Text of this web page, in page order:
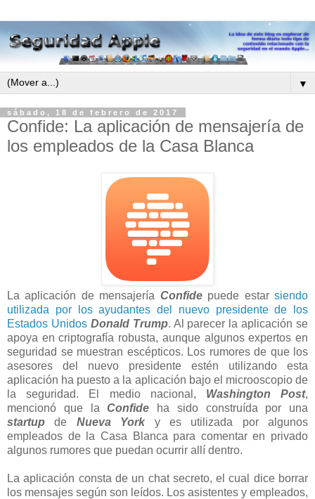
▼
sábado, 18 de febrero de 2017
Confide: La aplicación de mensajería de
los empleados de la Casa Blanca
La aplicación de mensajería Confidepuede estarsiendo
utilizada por los ayudantes del nuevo presidente de los
Estados Unidos Donald Trump. Al parecer la aplicación se
apoya en criptografía robusta, aunque algunos expertos en
seguridad se muestran escépticos. Los rumores de que los
asesores del nuevo presidente estén utilizando esta
aplicación ha puesto a la aplicación bajo el microoscopio de
la seguridad. El medio nacional, Washington Post,
mencionó que laConfide ha sido construída por una
startup de Nueva York y es utilizada por algunos
empleados de la Casa Blanca para comentar en privado
algunos rumores que puedan ocurrir allí dentro.
La aplicación consta de un chat secreto, el cual dice borrar
los mensajes según son leídos. Los asistentes y empleados,